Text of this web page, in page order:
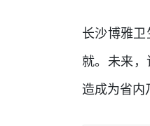
长沙博雅
就。未来
造成为省内